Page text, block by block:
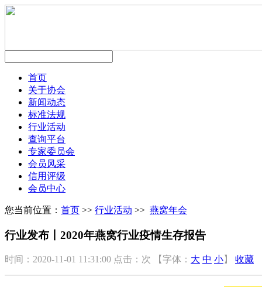
首页
关于协会
新闻动态
标准法规
行业活动
查询平台
专家委员会
会员风采
信用评级
会员中心
您当前位置： 首页 >> 行业活动 >> 燕窝年会
行业发布丨2020年燕窝行业疫情生存报告
时间：2020-11-01 11:31:00 点击： 次 【字体： 大 中 小】 收藏